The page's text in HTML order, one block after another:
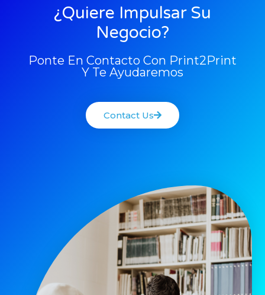
¿Quiere Impulsar Su
Negocio?
Ponte En Contacto Con Print2Print
Y Te Ayudaremos
Contact Us